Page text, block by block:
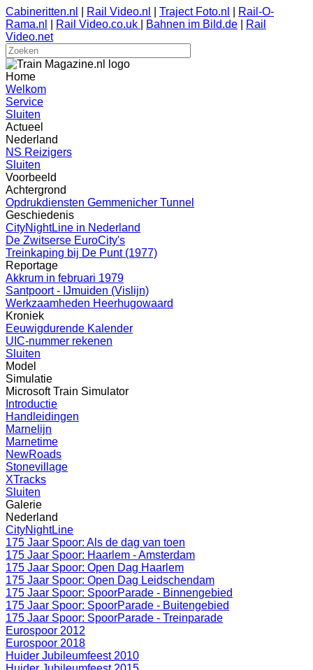
Cabineritten.nl Rail Video.nl Traject Foto.nl
Rail-O-
Rama.nl
Rail Video.co.uk Bahnen im Bild.de
Rail
Video.net
Home
Welkom
Service
Sluiten
Actueel
Nederland
NS Reizigers
Sluiten
Voorbeeld
Achtergrond
Opdrukdiensten Gemmenicher Tunnel
Geschiedenis
CityNightLine in Nederland
De Zwitserse EuroCity's
Treinkaping bij De Punt (1977)
Reportage
Akkrum in februari 1979
Santpoort - IJmuiden (Vislijn)
Werkzaamheden Heerhugowaard
Kroniek
Eeuwigdurende Kalender
UIC-nummer rekenen
Sluiten
Model
Simulatie
Microsoft Train Simulator
Introductie
Handleidingen
Marnelijn
Marnetime
NewRoads
Stonevillage
XTracks
Sluiten
Galerie
Nederland
CityNightLine
175 Jaar Spoor: Als de dag van toen
175 Jaar Spoor: Haarlem - Amsterdam
175 Jaar Spoor: Open Dag Haarlem
175 Jaar Spoor: Open Dag Leidschendam
175 Jaar Spoor: SpoorParade - Binnengebied
175 Jaar Spoor: SpoorParade - Buitengebied
175 Jaar Spoor: SpoorParade - Treinparade
Eurospoor 2012
Eurospoor 2018
Huider Jubileumfeest 2010